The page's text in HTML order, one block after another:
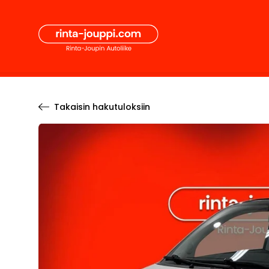
sisältöön
Takaisin hakutuloksiin